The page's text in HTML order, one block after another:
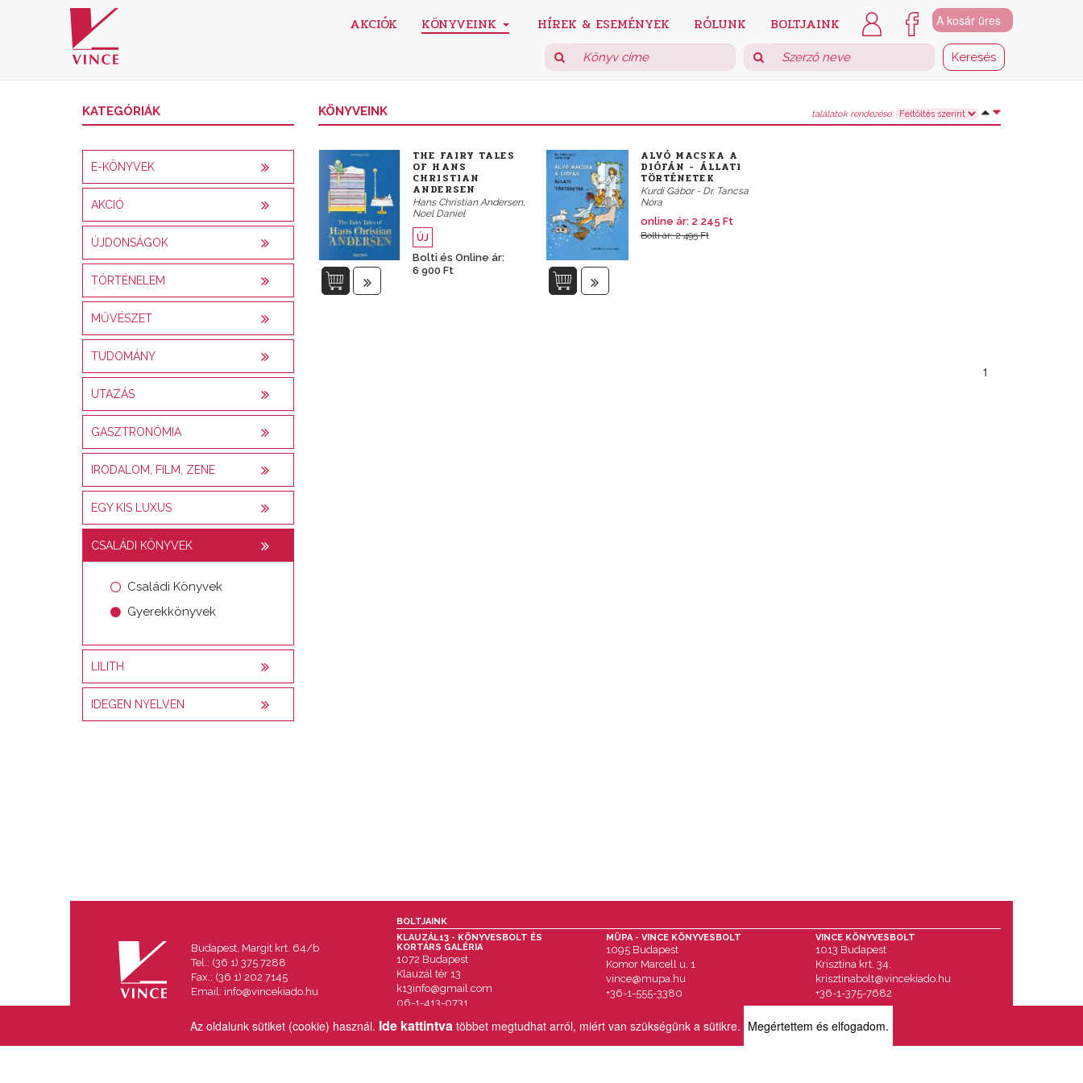
Az oldalunk sütiket (cookie) használ. Ide kattintva többet megtudhat arról, miért van szükségünk a sütikre. Megértettem és elfogadom.
A kosár üres
AKCIÓK KÖNYVEINK HÍREK & ESEMÉNYEK RÓLUNK BOLTJAINK
KATEGÓRIÁK
E-KÖNYVEK
AKCIÓ
ÚJDONSÁGOK
TÖRTÉNELEM
MŰVÉSZET
TUDOMÁNY
UTAZÁS
GASZTRONÓMIA
IRODALOM, FILM, ZENE
EGY KIS LUXUS
CSALÁDI KÖNYVEK
Családi Könyvek
Gyerekkönyvek
LILITH
IDEGEN NYELVEN
KÖNYVEINK találatok rendezése:
THE FAIRY TALES
OF HANS
CHRISTIAN
ANDERSEN
Hans Christian Andersen,
Noel Daniel
ÚJ
Bolti és Online ár:
6 900 Ft
ALVÓ MACSKA A
DIÓFÁN - ÁLLATI
TÖRTÉNETEK
Kurdi Gábor - Dr. Tancsa
Nóra
online ár: 2 245 Ft
Bolti ár: 2 495 Ft
1
Budapest, Margit krt. 64/b
Tel.: (36 1) 375 7288
Fax.: (36 1) 202 7145
Email: info@vincekiado.hu
BOLTJAINK
KLAUZÁL13 - KÖNYVESBOLT ÉS
KORTÁRS GALÉRIA
1072 Budapest
Klauzál tér 13
k13info@gmail.com
06-1-413-0731
MÜPA - VINCE KÖNYVESBOLT
1095 Budapest
Komor Marcell u. 1
vince@mupa.hu
+36-1-555-3380
VINCE KÖNYVESBOLT
1013 Budapest
Krisztina krt. 34.
krisztinabolt@vincekiado.hu
+36-1-375-7682